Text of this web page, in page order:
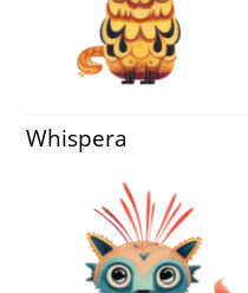
Whispera